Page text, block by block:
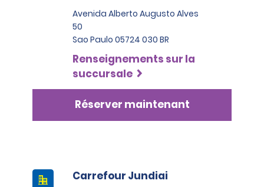
Avenida Alberto Augusto Alves
50
Sao Paulo 05724 030 BR
Renseignements sur la
succursale
Réserver maintenant
Carrefour Jundiai